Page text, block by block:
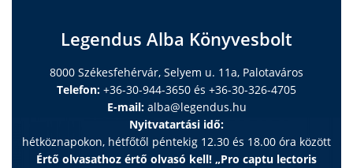
Legendus Alba Könyvesbolt
8000 Székesfehérvár, Selyem u. 11a, Palotaváros
Telefon: +36-30-944-3650 és +36-30-326-4705
E-mail: alba@legendus.hu
Nyitvatartási idő:
hétköznapokon, hétfőtől péntekig 12.30 és 18.00 óra között
Értő olvasathoz értő olvasó kell! „Pro captu lectoris